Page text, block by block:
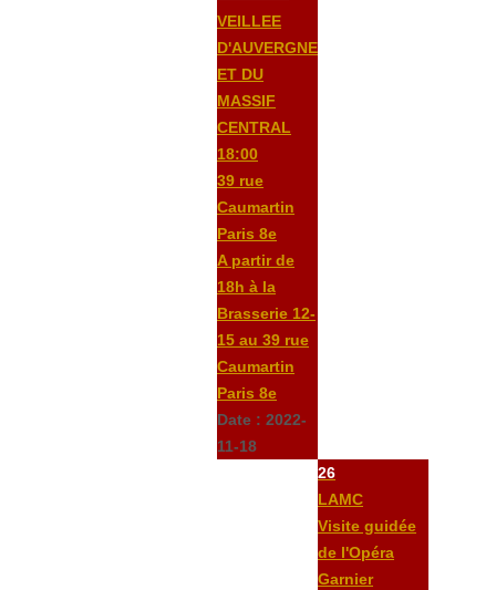
VEILLEE
D'AUVERGNE
ET DU
MASSIF
CENTRAL
18:00
39 rue
Caumartin
Paris 8e
A partir de
18h à la
Brasserie 12-
15 au 39 rue
Caumartin
Paris 8e
Date : 2022-
11-18
26
LAMC
Visite guidée
de l'Opéra
Garnier